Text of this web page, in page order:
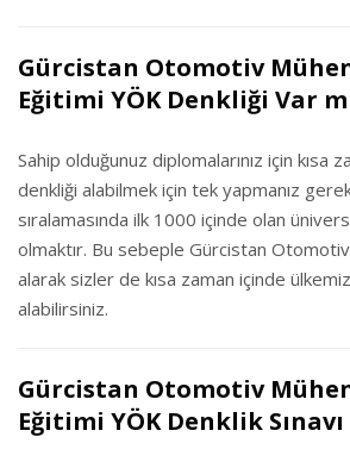
Gürcistan Otomotiv
Eğitimi YÖK Denkliği Var
Sahip olduğunuz diplomalarınız için kısa
denkliği alabilmek için tek yapmanız
sıralamasında ilk 1000 içinde olan
olmaktır. Bu sebeple Gürcistan
alarak sizler de kısa zaman içinde
alabilirsiniz.
Gürcistan Otomotiv
Eğitimi YÖK Denklik Sınavı